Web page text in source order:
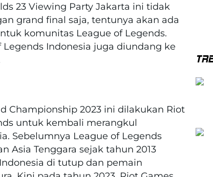
23 Viewing Party Jakarta ini tidak
grand final saja, tentunya akan ada
komunitas League of Legends.
Indonesia juga diundang ke
Championship 2023 ini dilakukan Riot
untuk kembali merangkul
Sebelumnya League of Legends
Asia Tenggara sejak tahun 2013
di tutup dan pemain